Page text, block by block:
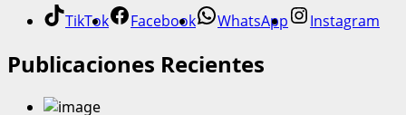
TikTok Facebook WhatsApp Instagram
Publicaciones Recientes